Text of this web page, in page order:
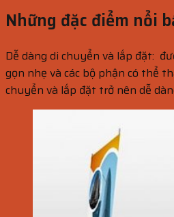
Những đặc điểm nổi
Dễ dàng di chuyển và lắp đặt:
gọn nhẹ và các bộ phận có thể
chuyển và lắp đặt trở nên dễ